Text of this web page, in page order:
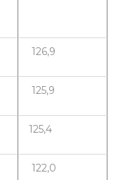
126,9
125,9
125,4
122,0